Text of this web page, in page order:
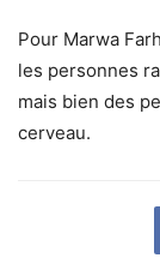
Pour Marwa
les personnes
mais bien des
cerveau.